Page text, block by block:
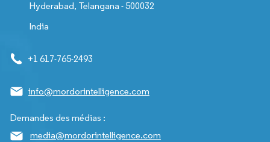
Hyderabad, Telangana - 500032
India
+1 617-765-2493
info@mordorintelligence.com
Demandes des médias :
media@mordorintelligence.com